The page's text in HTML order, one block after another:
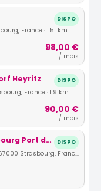
DISPO
France · 1.51 km
98,00 €
/ mois
Heyritz DISPO
France · 1.9 km
90,00 €
/ mois
Parking couvert Strasbourg Port du Rhin DISPO
Avenue De Vitry-Le-François, 67000 Strasbourg, France · 1.95 km